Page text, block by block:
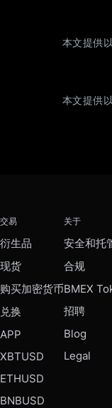
本文提供
本文提供
交易
衍生品
现货
购买加密货币
兑换
APP
XBTUSD
ETHUSD
BNBUSD
关于
安全和托
合规
BMEX
招聘
Blog
Legal